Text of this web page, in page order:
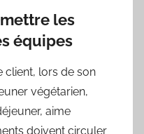
les
équipes
client, lors de son
végétarien,
aime
doivent circuler